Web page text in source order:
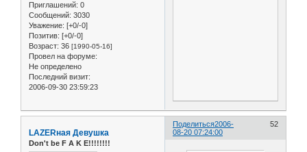
Приглашений: 0
Сообщений: 3030
Уважение: [+0/-0]
Позитив: [+0/-0]
Возраст: 36 [1990-05-16]
Провел на форуме:
Не определено
Последний визит:
2006-09-30 23:59:23
Поделиться 52
2006-
08-20 07:24:00
LAZERная Девушка
Don't be F A K E!!!!!!!!